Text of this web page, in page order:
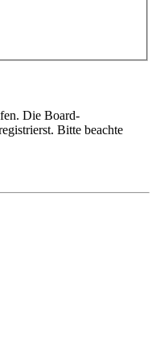
Die Board-
Bitte beachte